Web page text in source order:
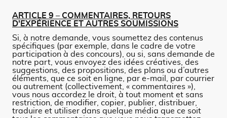
ARTICLE 9 – COMMENTAIRES, RETOURS
D'EXPÉRIENCE ET AUTRES SOUMISSIONS
Si, à notre demande, vous soumettez des contenus
spécifiques (par exemple, dans le cadre de votre
participation à des concours), ou si, sans demande de
notre part, vous envoyez des idées créatives, des
suggestions, des propositions, des plans ou d’autres
éléments, que ce soit en ligne, par e-mail, par courrier
ou autrement (collectivement, « commentaires »),
vous nous accordez le droit, à tout moment et sans
restriction, de modifier, copier, publier, distribuer,
traduire et utiliser dans quelque média que ce soit